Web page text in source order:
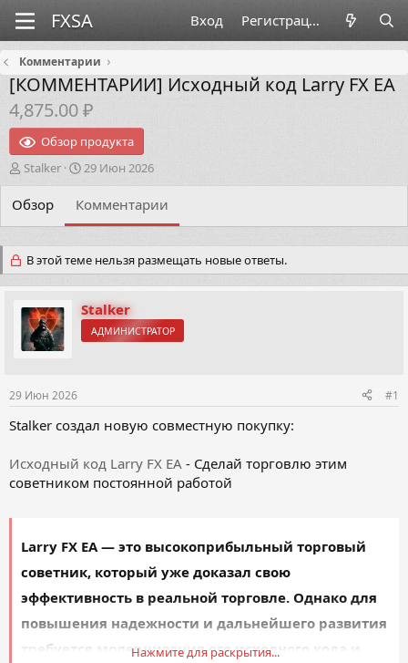
Вход Регистрация
Комментарии
[КОММЕНТАРИИ] Исходный код Larry FX EA
4,875.00 ₽
Обзор продукта
А
т
е
Stalker
Д
т
ч
а
29 Июн 2026
Обзор Комментарии
В этой теме нельзя размещать новые ответы.
Stalker
АДМИНИСТРАТОР
29 Июн 2026 #1
Stalker создал новую совместную покупку:
Исходный код Larry FX EA - Сделай торговлю этим
советником постоянной работой
Larry FX EA— это высокоприбыльный торговый
советник, который уже доказал свою
эффективность в реальной торговле. Однако для
повышения надежности и дальнейшего развития
требуется модернизация его исходного кода и
Нажмите для раскрытия...